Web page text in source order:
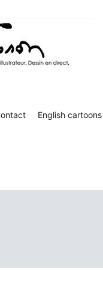
English cartoons